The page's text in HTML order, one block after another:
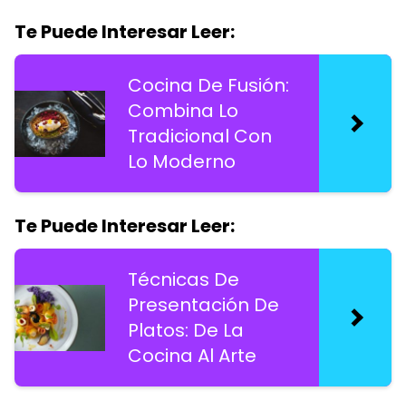
Te Puede Interesar Leer:
Cocina De Fusión:
Combina Lo
Tradicional Con
Lo Moderno
Te Puede Interesar Leer:
Técnicas De
Presentación De
Platos: De La
Cocina Al Arte